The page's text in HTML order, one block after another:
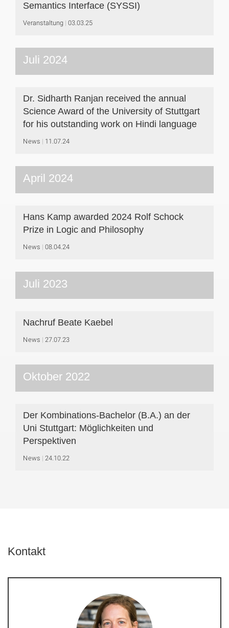
Semantics Interface (SYSSI)
Veranstaltung 03.03.25
Juli 2024
Dr. Sidharth Ranjan received the annual
Science Award of the University of Stuttgart
for his outstanding work on Hindi language
News 11.07.24
April 2024
Hans Kamp awarded 2024 Rolf Schock
Prize in Logic and Philosophy
News 08.04.24
Juli 2023
Nachruf Beate Kaebel
News 27.07.23
Oktober 2022
Der Kombinations-Bachelor (B.A.) an der
Uni Stuttgart: Möglichkeiten und
Perspektiven
News 24.10.22
Kontakt